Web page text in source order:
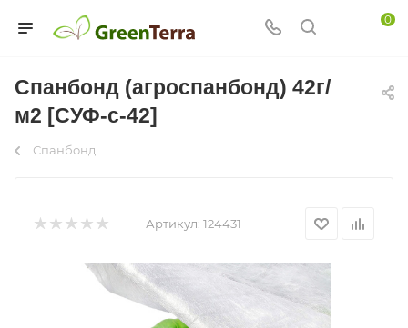
0
Спанбонд (агроспанбонд) 42г/
м2 [СУФ-с-42]
Спанбонд
Артикул: 124431